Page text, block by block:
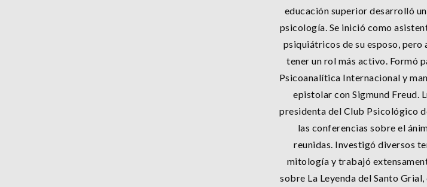
educación superior desarrolló
psicología. Se inició como
psiquiátricos de su esposo, pero
tener un rol más activo. Formó
Psicoanalítica Internacional y
epistolar con Sigmund Freud.
presidenta del Club Psicológico
las conferencias sobre el
reunidas. Investigó diversos
mitología y trabajó
sobre La Leyenda del Santo